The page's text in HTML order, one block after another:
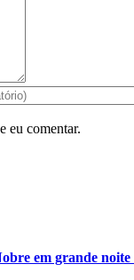
eu comentar.
em grande noite